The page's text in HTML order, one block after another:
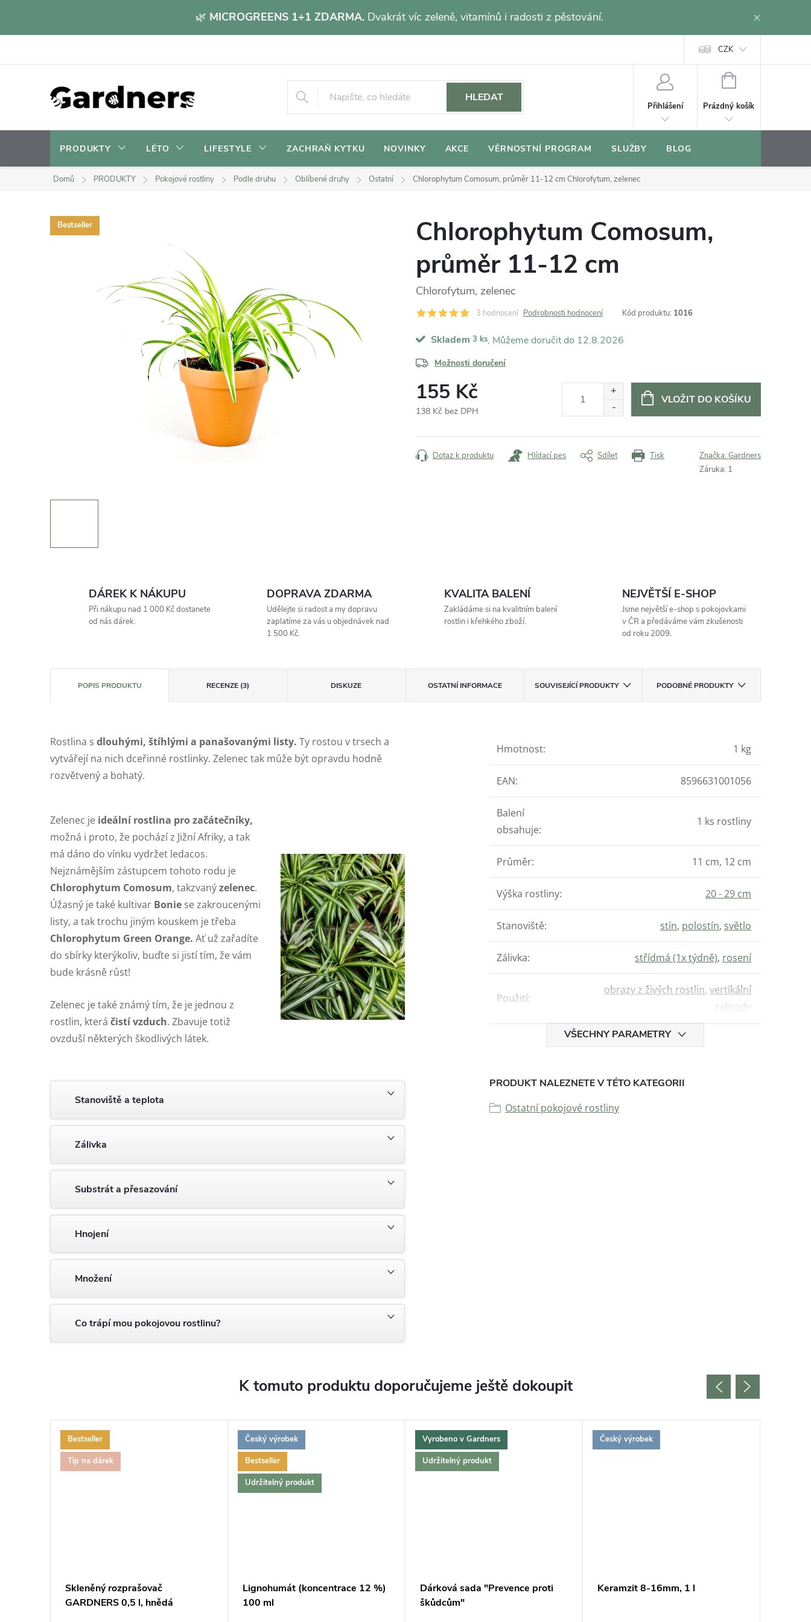
🌿 MICROGREENS 1+1 ZDARMA. Dvakrát víc zeleně, vitamínů i radosti z pěstování.
CZK
HLEDAT
Přihlášení
NÁKUPNÍ
Prázdný košík
PRODUKTY LÉTO LIFESTYLE ZACHRAŇ KYTKU NOVINKY AKCE VĚRNOSTNÍ PROGRAM SLUŽBY BLOG
Domů PRODUKTY Pokojové rostliny Podle druhu Oblíbené druhy Ostatní Chlorophytum Comosum, průměr 11-12 cm Chlorofytum, zelenec
Bestseller
Chlorophytum Comosum,
průměr 11-12 cm
Chlorofytum, zelenec
3 hodnocení Podrobnosti hodnocení Kód produktu: 1016
Skladem 3 ks 12.8.2026
Možnosti doručení
155 Kč
138 Kč bez DPH
cena:
VLOŽIT DO KOŠÍKU
Tisk
Dotaz k produktu Hlídací pes Sdílet Značka: Gardners
Záruka: 1
DÁREK K NÁKUPU
Při nákupu nad 1 000 Kč dostanete
od nás dárek.
DOPRAVA ZDARMA
Udělejte si radost a my dopravu
zaplatíme za vás u objednávek nad
1 500 Kč.
KVALITA BALENÍ
Zakládáme si na kvalitním balení
rostlin i křehkého zboží.
NEJVĚTŠÍ E-SHOP
Jsme největší e-shop s pokojovkami
v ČR a předáváme vám zkušenosti
od roku 2009.
POPIS PRODUKTU RECENZE (3) DISKUZE OSTATNÍ INFORMACE SOUVISEJÍCÍ PRODUKTY PODOBNÉ PRODUKTY
Rostlina s dlouhými, štíhlými a panašovanými listy. Ty rostou v trsech a
vytvářejí na nich dceřinné rostlinky. Zelenec tak může být opravdu hodně
rozvětvený a bohatý.
Zelenec je ideální rostlina pro začátečníky,
možná i proto, že pochází z Jižní Afriky, a tak
má dáno do vínku vydržet ledacos.
Nejznámějším zástupcem tohoto rodu je
Chlorophytum Comosum, takzvanýzelenec.
Úžasný je také kultivar Bonie se zakroucenými
listy, a tak trochu jiným kouskem je třeba
Chlorophytum Green Orange. Ať už zařadíte
do sbírky kterýkoliv, buďte si jistí tím, že vám
bude krásně růst!
Zelenec je také známý tím, že je jednou z
rostlin, která čistí vzduch. Zbavuje totiž
ovzduší některých škodlivých látek.
Stanoviště a teplota
Zálivka
Substrát a přesazování
Hnojení
Množení
Co trápí mou pokojovou rostlinu?
Hmotnost: 1 kg
EAN: 8596631001056
Balení
obsahuje:
1 ks rostliny
Průměr: 11 cm, 12 cm
Výška rostliny: 20 - 29 cm
Stanoviště: stín, polostín, světlo
Zálivka: střídmá (1x týdně), rosení
Použití:
obrazy z živých rostlin, vertikální
zahrady
VŠECHNY PARAMETRY
PRODUKT NALEZNETE V TÉTO KATEGORII
Ostatní pokojové rostliny
K tomuto produktu doporučujeme ještě dokoupit
ZDARMA
Bestseller
Tip na dárek
Skleněný rozprašovač
GARDNERS 0,5 l, hnědá
Český výrobek
Bestseller
Udržitelný produkt
Lignohumát (koncentrace 12 %)
100 ml
Vyrobeno v Gardners
Udržitelný produkt
Dárková sada "Prevence proti
škůdcům"
Český výrobek
Keramzit 8-16mm, 1 l